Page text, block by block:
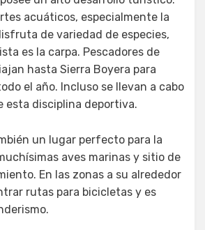
acuáticos, especialmente la
de variedad de especies,
es la carpa. Pescadores de
hasta Sierra Boyera para
el año. Incluso se llevan a cabo
esta disciplina deportiva.
un lugar perfecto para la
aves marinas y sitio de
En las zonas a su alrededor
rutas para bicicletas y es